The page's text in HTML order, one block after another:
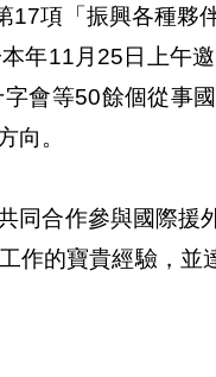
項「振興各種夥
年11月25日上午
會等50餘個從事
向。
同合作參與國際援
作的寶貴經驗，並